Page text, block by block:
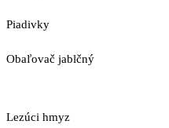
Piadivky
Obaľovač jablčný
Lezúci hmyz